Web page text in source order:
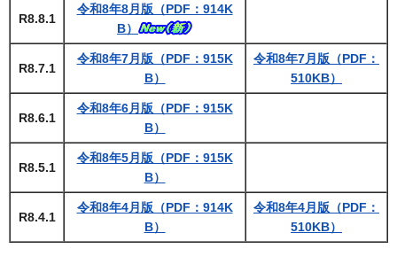
R8.8.1
令和8年8月版（PDF：914K
B）
R8.7.1
令和8年7月版（PDF：915K
B）
令和8年7月版（PDF：
510KB）
R8.6.1
令和8年6月版（PDF：915K
B）
R8.5.1
令和8年5月版（PDF：915K
B）
R8.4.1
令和8年4月版（PDF：914K
B）
令和8年4月版（PDF：
510KB）